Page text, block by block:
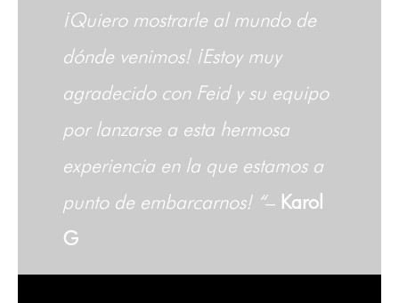
¡Quiero mostrarle al mundo de
dónde venimos! ¡Estoy muy
agradecido con Feid y su equipo
por lanzarse a esta hermosa
experiencia en la que estamos a
punto de embarcarnos! “– Karol
G